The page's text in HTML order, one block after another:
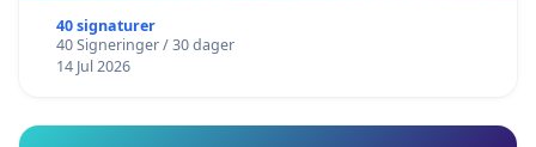
40 signaturer
40 Signeringer / 30 dager
14 Jul 2026